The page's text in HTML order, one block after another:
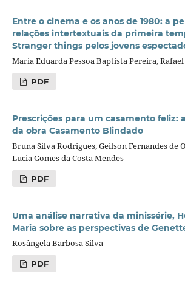
Entre o cinema e os anos de 1980: a
relações intertextuais da primeira
Stranger things pelos jovens
Maria Eduarda Pessoa Baptista Pereira, Rafael
PDF
Prescrições para um casamento feliz:
da obra Casamento Blindado
Bruna Silva Rodrigues, Geilson Fernandes de
Lucia Gomes da Costa Mendes
PDF
Uma análise narrativa da minissérie,
Maria sobre as perspectivas de
Rosângela Barbosa Silva
PDF